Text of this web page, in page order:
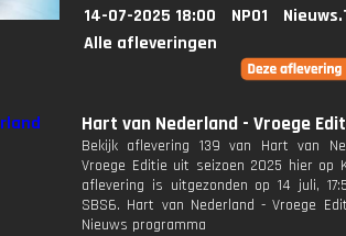
14-07-2025 18:00 NPO1
Alle afleveringen
Hart van Nederland - Vroege
Bekijk aflevering 139 van Hart van
Vroege Editie uit seizoen 2025 hier op
aflevering is uitgezonden op 14 juli,
SBS6. Hart van Nederland - Vroege
Nieuws programma